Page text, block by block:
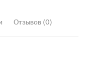
Отзывов (0)